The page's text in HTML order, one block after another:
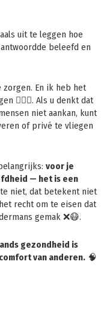
uit te leggen hoe
beleefd en
En ik heb het
🧑‍⚕️⚖️. Als u denkt dat
niet aankan, kunt
of privé te vliegen
voor je
— het is een
niet, dat betekent niet
recht om te eisen dat
gemak ❌😷.
gezondheid is
van anderen. 🧠